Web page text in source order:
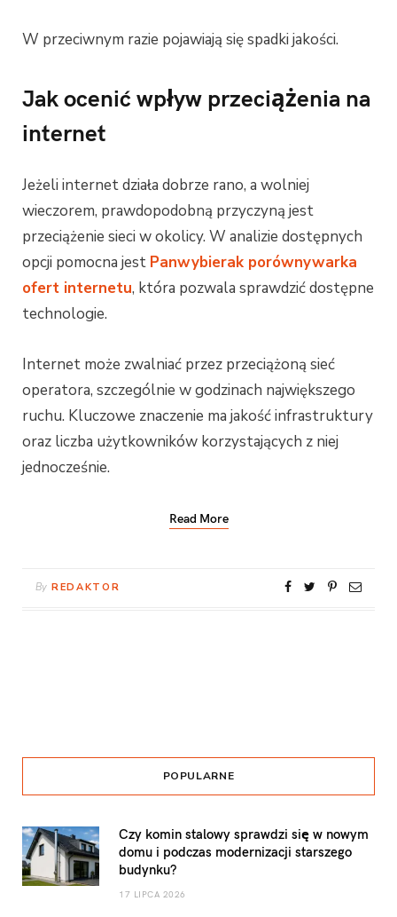
W przeciwnym razie pojawiają się spadki jakości.
Jak ocenić wpływ przeciążenia na
internet
Jeżeli internet działa dobrze rano, a wolniej
wieczorem, prawdopodobną przyczyną jest
przeciążenie sieci w okolicy. W analizie dostępnych
opcji pomocna jest Panwybierak porównywarka
ofert internetu, która pozwala sprawdzić dostępne
technologie.
Internet może zwalniać przez przeciążoną sieć
operatora, szczególnie w godzinach największego
ruchu. Kluczowe znaczenie ma jakość infrastruktury
oraz liczba użytkowników korzystających z niej
jednocześnie.
Read More
By REDAKTOR
POPULARNE
Czy komin stalowy sprawdzi się w nowym
domu i podczas modernizacji starszego
budynku?
17 LIPCA 2026